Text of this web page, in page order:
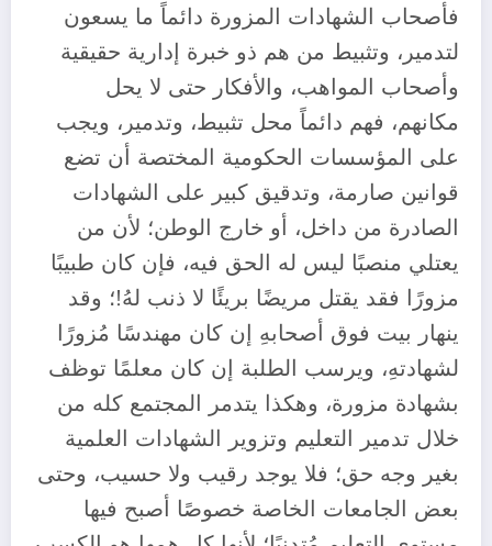
فأصحاب الشهادات المزورة دائماً ما يسعون
لتدمير، وتثبيط من هم ذو خبرة إدارية حقيقية
وأصحاب المواهب، والأفكار حتى لا يحل
مكانهم، فهم دائماً محل تثبيط، وتدمير، ويجب
على المؤسسات الحكومية المختصة أن تضع
قوانين صارمة، وتدقيق كبير على الشهادات
الصادرة من داخل، أو خارج الوطن؛ لأن من
يعتلي منصبًا ليس له الحق فيه، فإن كان طبيبًا
مزورًا فقد يقتل مريضًا بريئًا لا ذنب لهُ!؛ وقد
ينهار بيت فوق أصحابهِ إن كان مهندسًا مُزورًا
لشهادتهِ، ويرسب الطلبة إن كان معلمًا توظف
بشهادة مزورة، وهكذا يتدمر المجتمع كله من
خلال تدمير التعليم وتزوير الشهادات العلمية
بغير وجه حق؛ فلا يوجد رقيب ولا حسيب، وحتى
بعض الجامعات الخاصة خصوصًا أصبح فيها